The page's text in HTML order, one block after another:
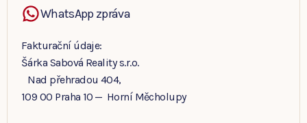
WhatsApp zpráva
Fakturační údaje:
Šárka Sabová Reality s.r.o.
Nad přehradou 404,
109 00 Praha 10 — Horní Měcholupy